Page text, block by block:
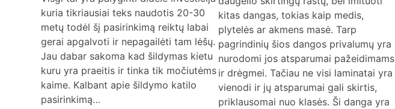
kuria tikriausiai teks naudotis 20-30
metų todėl šį pasirinkimą reiktų labai
gerai apgalvoti ir nepagailėti tam lėšų.
Jau dabar sakoma kad šildymas kietu
kuru yra praeitis ir tinka tik močiutėms
kaime. Kalbant apie šildymo katilo
pasirinkimą…
kitas dangas, tokias kaip medis,
plytelės ar akmens masė. Tarp
pagrindinių šios dangos privalumų yra
nurodomi jos atsparumai pažeidimams
ir drėgmei. Tačiau ne visi laminatai yra
vienodi ir jų atsparumai gali skirtis,
priklausomai nuo klasės. Ši danga yra